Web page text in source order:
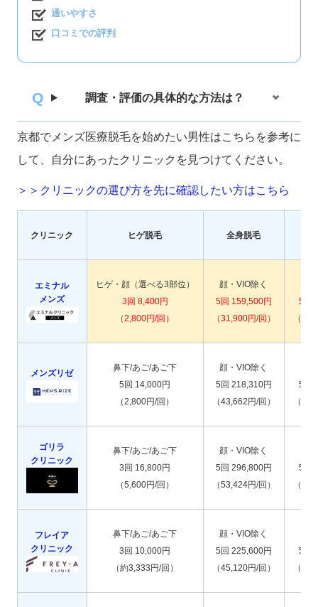
通いやすさ
口コミでの評判
調査・評価の具体的な方法は？
京都でメンズ医療脱毛を始めたい男性はこちらを参考に
して、自分にあったクリニックを見つけてください。
＞＞クリニックの選び方を先に確認したい方はこちら
クリニック ヒゲ脱毛 全身脱毛
エミナル
メンズ
ヒゲ・顔（選べる3部位）
3回 8,400円
（2,800円/回）
顔・VIO除く
5回 159,500円
（31,900円/回）
5回
（
メンズリゼ
鼻下/あご/あご下
5回 14,000円
（2,800円/回）
顔・VIO除く
5回 218,310円
（43,662円/回）
5回
（
ゴリラ
クリニック
鼻下/あご/あご下
3回 16,800円
（5,600円/回）
顔・VIO除く
5回 296,800円
（53,424円/回）
5回
（
フレイア
クリニック
鼻下/あご/あご下
3回 10,000円
（約3,333円/回）
顔・VIO除く
5回 225,600円
（45,120円/回）
5回
（